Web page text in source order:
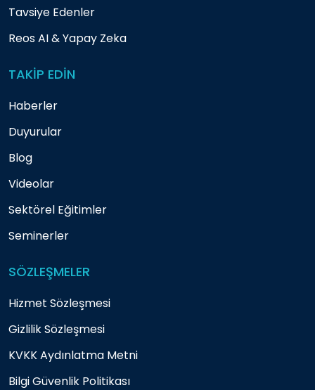
Tavsiye Edenler
Reos AI & Yapay Zeka
TAKİP EDİN
Haberler
Duyurular
Blog
Videolar
Sektörel Eğitimler
Seminerler
SÖZLEŞMELER
Hizmet Sözleşmesi
Gizlilik Sözleşmesi
KVKK Aydınlatma Metni
Bilgi Güvenlik Politikası